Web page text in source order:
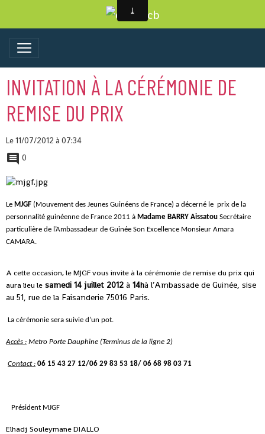
INVITATION À LA CÉRÉMONIE DE
REMISE DU PRIX
Le 11/07/2012 à 07:34
0
Le MJGF (Mouvement des Jeunes Guinéens de France) a décerné le prix de la
personnalité guinéenne de France 2011 à Madame BARRY Aissatou Secrétaire
particulière de l’Ambassadeur de Guinée Son Excellence Monsieur Amara
CAMARA.
A cette occasion, le MJGF vous invite à la cérémonie de remise du prix qui
aura lieu le samedi 14 juillet 2012 à 14hà l’Ambassade de Guinée, sise
au 51, rue de la Faisanderie 75016 Paris.
La cérémonie sera suivie d’un pot.
Accès : Metro Porte Dauphine (Terminus de la ligne 2)
Contact : 06 15 43 27 12/06 29 83 53 18/ 06 68 98 03 71
Président MJGF
Elhadj Souleymane DIALLO